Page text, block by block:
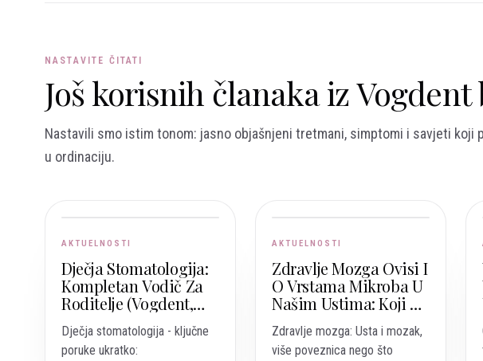
NASTAVITE ČITATI
Još korisnih članaka iz Vogdent
Nastavili smo istim tonom: jasno objašnjeni tretmani, simptomi i savjeti koji
u ordinaciju.
AKTUELNOSTI
Dječja Stomatologija:
Kompletan Vodič Za
Roditelje (Vogdent,
Sarajevo – Vogošća)
Dječja stomatologija - ključne
poruke ukratko:
AKTUELNOSTI
Zdravlje Mozga Ovisi I
O Vrstama Mikroba U
Našim Ustima: Koji Su
Korisni, A Koji
Rizični?
Zdravlje mozga: Usta i mozak,
više poveznica nego što